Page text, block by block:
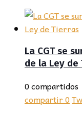
La CGT se
de la Ley de
0 compartidos
compartir0